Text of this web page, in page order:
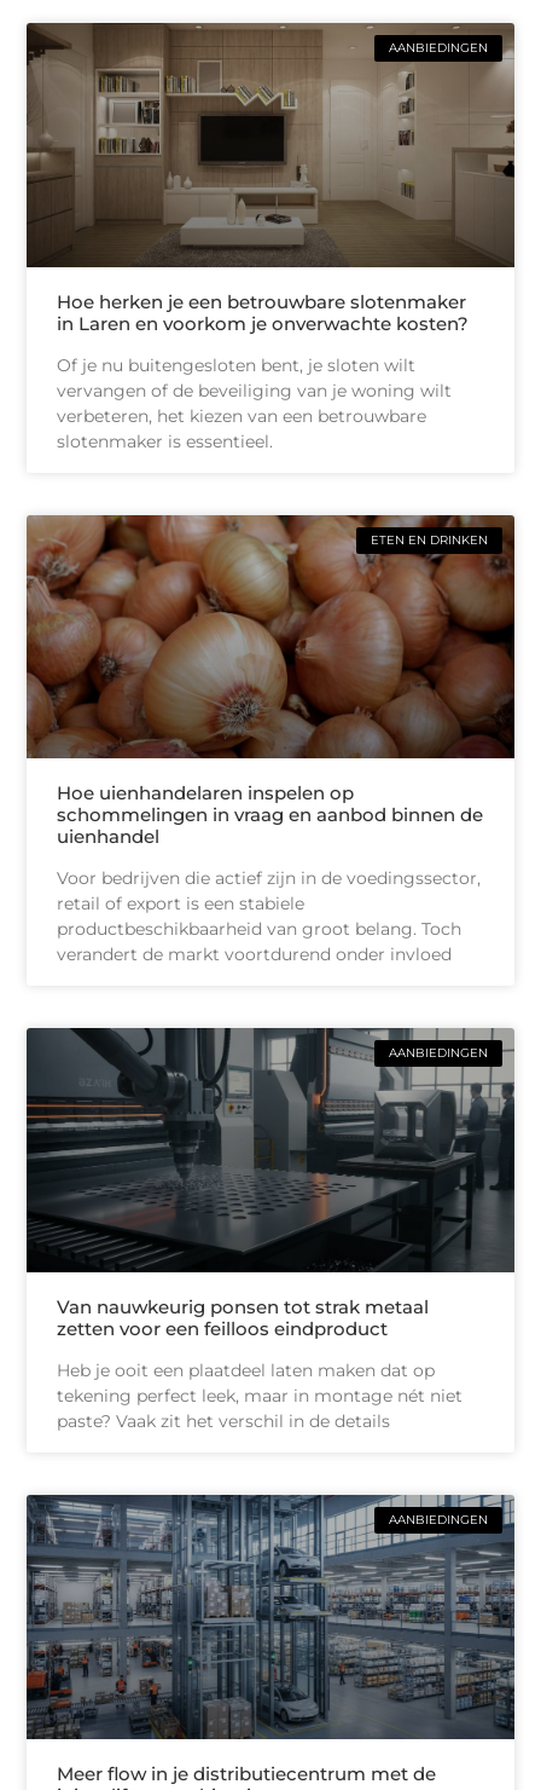
AANBIEDINGEN
Hoe herken je een betrouwbare slotenmaker
in Laren en voorkom je onverwachte kosten?
Of je nu buitengesloten bent, je sloten wilt
vervangen of de beveiliging van je woning wilt
verbeteren, het kiezen van een betrouwbare
slotenmaker is essentieel.
ETEN EN DRINKEN
Hoe uienhandelaren inspelen op
schommelingen in vraag en aanbod binnen de
uienhandel
Voor bedrijven die actief zijn in de voedingssector,
retail of export is een stabiele
productbeschikbaarheid van groot belang. Toch
verandert de markt voortdurend onder invloed
AANBIEDINGEN
Van nauwkeurig ponsen tot strak metaal
zetten voor een feilloos eindproduct
Heb je ooit een plaatdeel laten maken dat op
tekening perfect leek, maar in montage nét niet
paste? Vaak zit het verschil in de details
AANBIEDINGEN
Meer flow in je distributiecentrum met de